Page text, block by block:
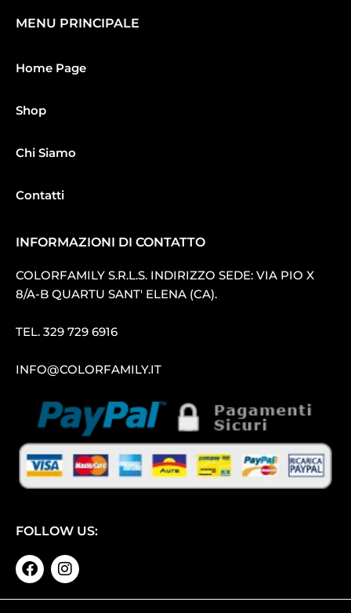
MENU PRINCIPALE
Home Page
Shop
Chi Siamo
Contatti
INFORMAZIONI DI CONTATTO
COLORFAMILY S.R.L.S. INDIRIZZO SEDE: VIA PIO X
8/A-B QUARTU SANT′ ELENA (CA).
TEL. 329 729 6916
INFO@COLORFAMILY.IT
FOLLOW US: